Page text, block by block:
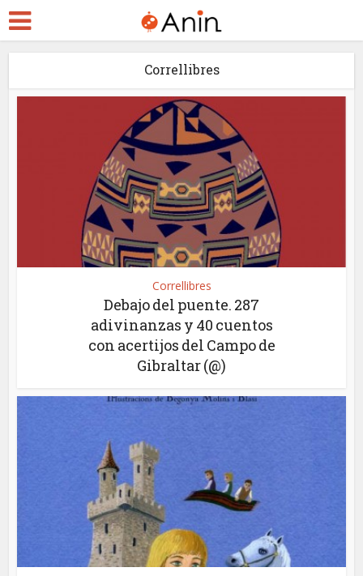
Correllibres
Correllibres
Debajo del puente. 287
adivinanzas y 40 cuentos
con acertijos del Campo de
Gibraltar (@)